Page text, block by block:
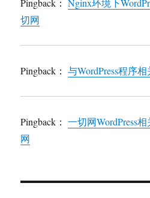
Pingback：Nginx环境下
切网
Pingback：与WordPress程序
Pingback：一切网WordPress
网